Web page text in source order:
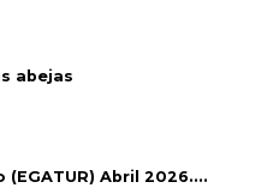
abejas
Abril 2026....